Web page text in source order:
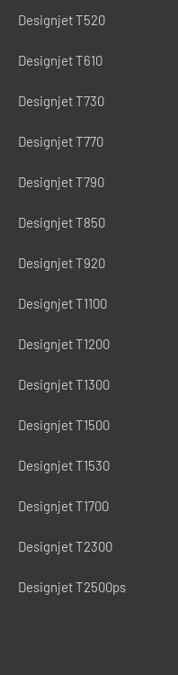
Designjet T520
Designjet T610
Designjet T730
Designjet T770
Designjet T790
Designjet T850
Designjet T920
Designjet T1100
Designjet T1200
Designjet T1300
Designjet T1500
Designjet T1530
Designjet T1700
Designjet T2300
Designjet T2500ps